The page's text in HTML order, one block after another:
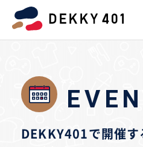
DEKKY401で開催